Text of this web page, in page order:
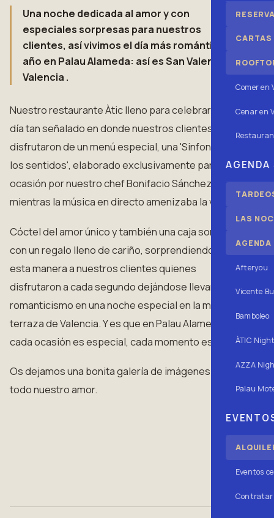
CARTAS
Comer en
Cenar en
AGENDA
LAS
Afteryou
Vicente
Bamboleo
ÀTIC
AZZA
Palau
Eventos
Contratar
Una noche dedicada al amor y con
especiales sorpresas para nuestros
clientes, así vivimos el día más romántico del
año en Palau Alameda: así es San Valentín en
Valencia .
Nuestro restaurante Àtic lleno para celebrar este
día tan señalado en donde nuestros clientes
disfrutaron de un menú especial, una 'Sinfonía para
los sentidos', elaborado exclusivamente para la
ocasión por nuestro chef Bonifacio Sánchez
mientras la música en directo amenizaba la velada.
Cóctel del amor único y también una caja sorpresa
con un regalo lleno de cariño, sorprendiendo de
esta manera a nuestros clientes quienes
disfrutaron a cada segundo dejándose llevar por el
romanticismo en una noche especial en la mejor
terraza de Valencia. Y es que en Palau Alameda
cada ocasión es especial, cada momento es único.
Os dejamos una bonita galería de imágenes con
todo nuestro amor.